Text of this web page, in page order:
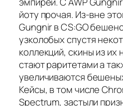
йоту прочая. Из-вне
Gungnir в CS:GO
узколобых спустя
коллекций, скины из их
стают раритетами а
увеличиваются
Кейсы, в том числе
Spectrum, застыли